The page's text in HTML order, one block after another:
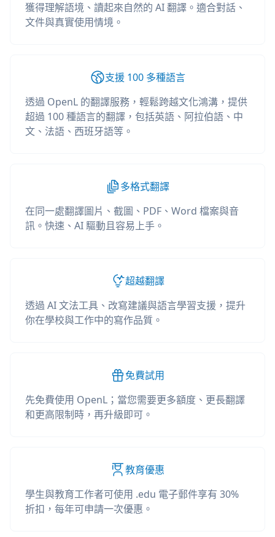
獲得理解語境、讀起來自然的 AI 翻譯。適合對話、
文件與真實使用情境。
支援 100 多種語言
透過 OpenL 的翻譯服務，輕鬆跨越文化鴻溝，提供
超過 100 種語言的翻譯，包括英語、阿拉伯語、中
文、法語、西班牙語等。
多格式翻譯
在同一處翻譯圖片、截圖、PDF、Word 檔案與音
訊。快速、AI 驅動且容易上手。
超越翻譯
透過 AI 文法工具、改寫建議與語言學習支援，提升
你在學校與工作中的寫作品質。
免費試用
先免費使用 OpenL；當您需要更多額度、更長翻譯
和更高限制時，再升級即可。
教育優惠
學生與教育工作者可使用 .edu 電子郵件享有 30%
折扣，每年可申請一次優惠。